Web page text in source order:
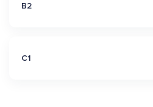
B2
C1